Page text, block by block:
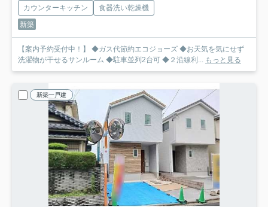
カウンターキッチン
食器洗い乾燥機
新築
【案内予約受付中！】 ◆ガス代節約エコジョーズ ◆お天気を気にせず
洗濯物が干せるサンルーム ◆駐車並列2台可 ◆２沿線利... もっと見る
新築一戸建